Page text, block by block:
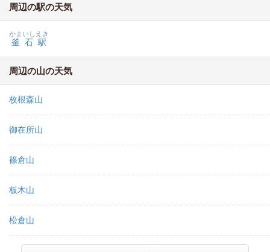
周辺の駅の天気
釜石駅
かまいしえき
周辺の山の天気
枚根森山
御在所山
篠倉山
板木山
松倉山